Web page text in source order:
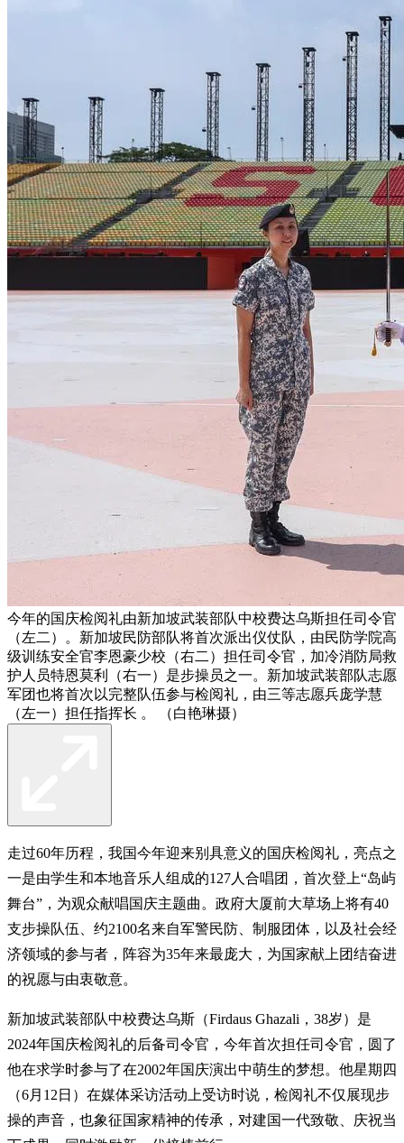
今年的国庆检阅礼由新加坡武装部队中校费达乌斯担任司令官
（左二）。新加坡民防部队将首次派出仪仗队，由民防学院高
级训练安全官李恩豪少校（右二）担任司令官，加冷消防局救
护人员特恩莫利（右一）是步操员之一。新加坡武装部队志愿
军团也将首次以完整队伍参与检阅礼，由三等志愿兵庞学慧
（左一）担任指挥长 。 （白艳琳摄）
走过60年历程，我国今年迎来别具意义的国庆检阅礼，亮点之
一是由学生和本地音乐人组成的127人合唱团，首次登上“岛屿
舞台”，为观众献唱国庆主题曲。政府大厦前大草场上将有40
支步操队伍、约2100名来自军警民防、制服团体，以及社会经
济领域的参与者，阵容为35年来最庞大，为国家献上团结奋进
的祝愿与由衷敬意。
新加坡武装部队中校费达乌斯（Firdaus Ghazali，38岁）是
2024年国庆检阅礼的后备司令官，今年首次担任司令官，圆了
他在求学时参与了在2002年国庆演出中萌生的梦想。他星期四
（6月12日）在媒体采访活动上受访时说，检阅礼不仅展现步
操的声音，也象征国家精神的传承，对建国一代致敬、庆祝当